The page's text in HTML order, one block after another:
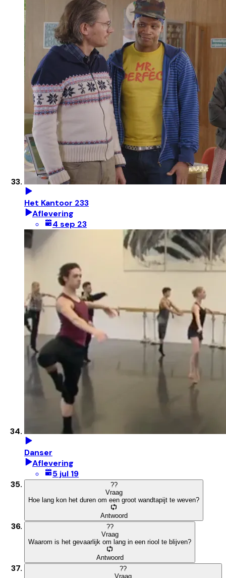
Het Kantoor 233
Aflevering
4 sep 23
Danser
Aflevering
5 jul 19
??
Vraag
Hoe lang kon het duren om een groot wandtapijt te weven?
Antwoord
??
Vraag
Waarom is het gevaarlijk om lang in een riool te blijven?
Antwoord
??
Vraag